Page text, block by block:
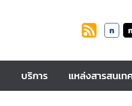
ก
บริการ แหล่งสารสนเท